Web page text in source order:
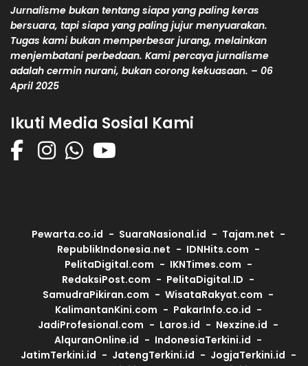
Jurnalisme bukan tentang siapa yang paling keras
bersuara, tapi siapa yang paling jujur menyuarakan.
Tugas kami bukan memperbesar jurang, melainkan
menjembatani perbedaan. Kami percaya jurnalisme
adalah cermin nurani, bukan corong kekuasaan. – 06
April 2025
Ikuti Media Sosial Kami
Pewarta.co.id SuaraNasional.id
Tajam.net
RepublikIndonesia.net
IDNHits.com
PelitaDigital.com
IKNTimes.com
RedaksiPost.com
PelitaDigital.ID
SamudraPikiran.com
WisataRakyat.com
KalimantanKini.com
PakarInfo.co.id
JadiProfesional.com
Laros.id
Nexzine.id
AlquranOnline.id
IndonesiaTerkini.id
JatimTerkini.id
JatengTerkini.id
JogjaTerkini.id